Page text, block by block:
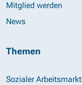
Mitglied werden
News
Themen
Sozialer Arbeitsmarkt